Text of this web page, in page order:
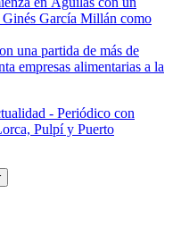
García Millán como
una partida de más de
empresas alimentarias a la
- Periódico con
Pulpí y Puerto